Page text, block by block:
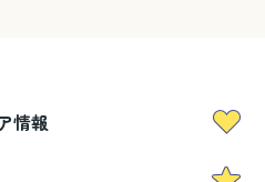
情報